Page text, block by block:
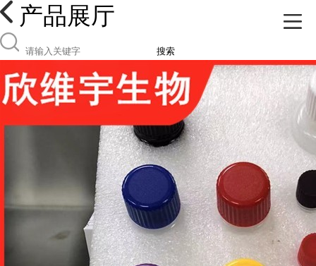
产品展厅
搜索